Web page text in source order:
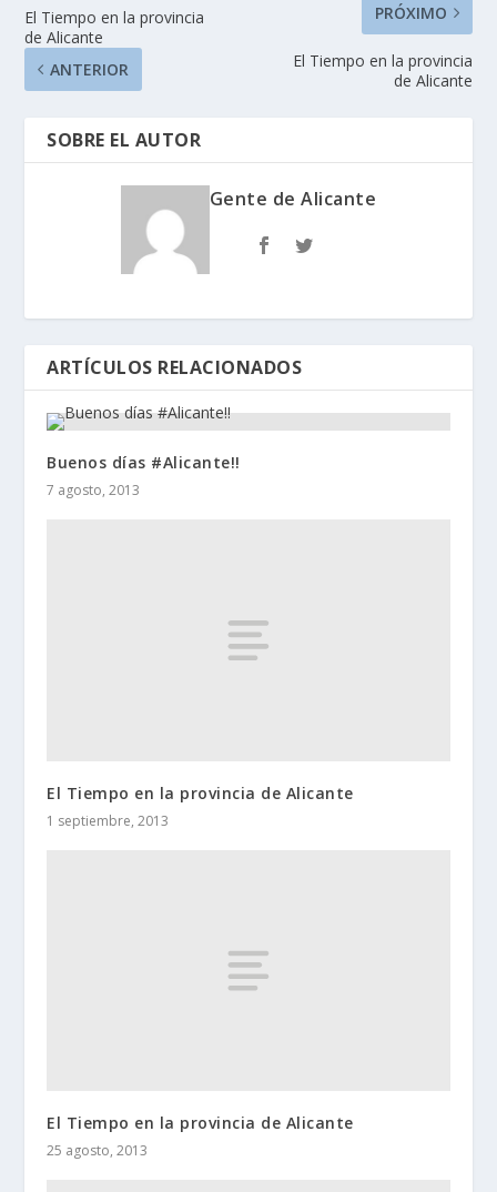
El Tiempo en la provincia
de Alicante
ANTERIOR
PRÓXIMO
El Tiempo en la provincia
de Alicante
SOBRE EL AUTOR
Gente de Alicante
ARTÍCULOS RELACIONADOS
Buenos dí­as #Alicante!!
7 agosto, 2013
El Tiempo en la provincia de Alicante
1 septiembre, 2013
El Tiempo en la provincia de Alicante
25 agosto, 2013